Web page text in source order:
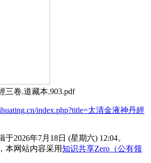
三卷.道藏本.903.pdf
index.php?title=太清金液神丹經
于2026年7月18日 (星期六) 12:04。
本网站内容采用知识共享Zero（公有领